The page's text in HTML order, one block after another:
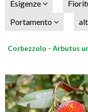
Esigenze
Portamento
Corbezzolo - Arbutus